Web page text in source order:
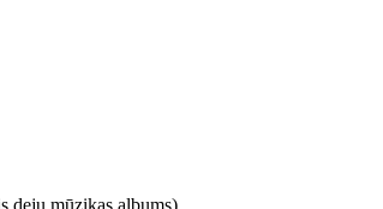
deju mūzikas albums)